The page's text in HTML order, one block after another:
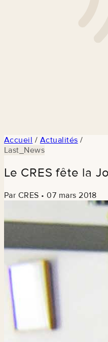
Accueil / Actualités /
Last_News
Le CRES fête la
Par CRES • 07 mars 2018